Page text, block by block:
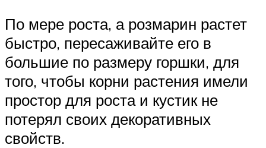
По мере роста, а розмарин растет
быстро, пересаживайте его в
большие по размеру горшки, для
того, чтобы корни растения имели
простор для роста и кустик не
потерял своих декоративных
свойств.